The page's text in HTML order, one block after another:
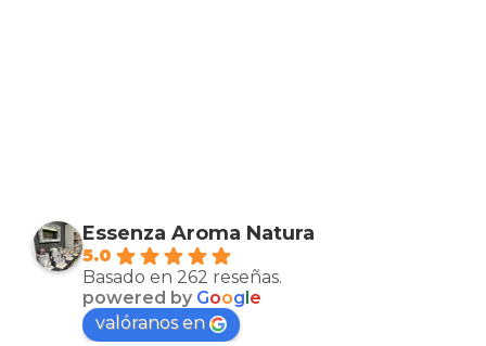
Essenza Aroma Natura
5.0
Basado en 262 reseñas.
powered by Google
valóranos en